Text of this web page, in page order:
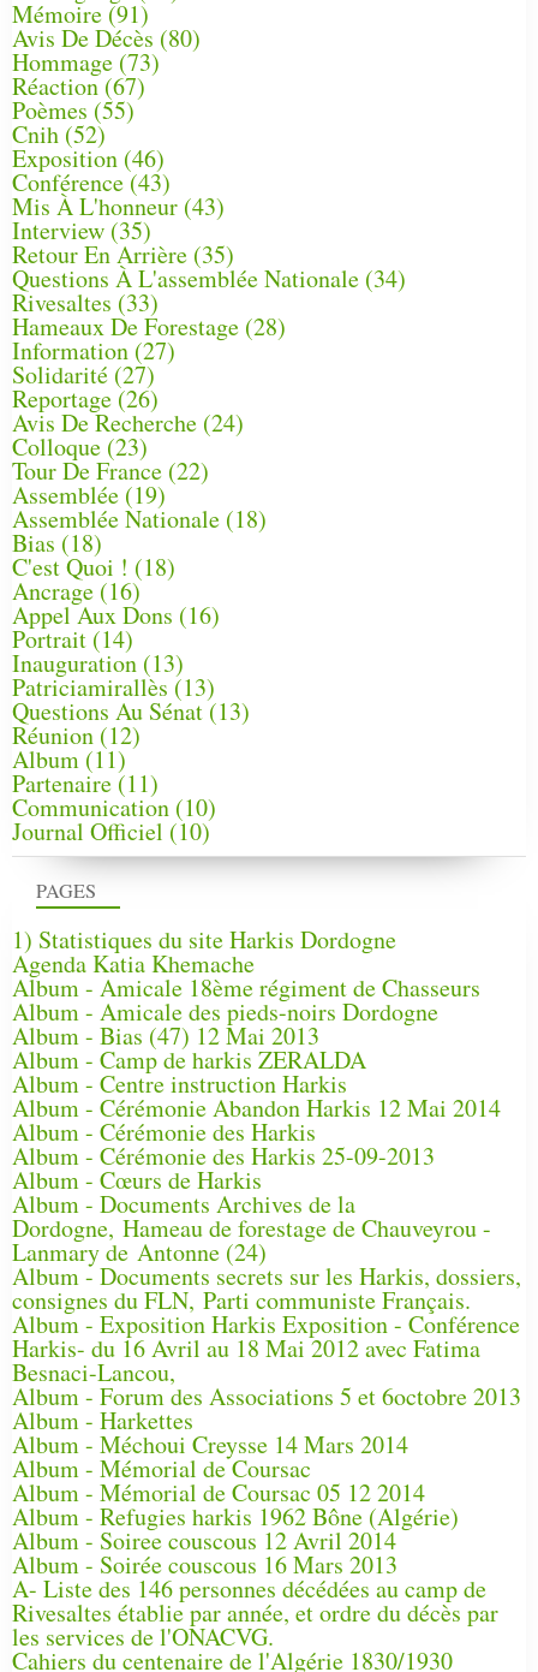
PAGES
1) Statistiques du site Harkis Dordogne
Agenda Katia Khemache
Album - Amicale 18ème régiment de Chasseurs
Album - Amicale des pieds-noirs Dordogne
Album - Bias (47) 12 Mai 2013
Album - Camp de harkis ZERALDA
Album - Centre instruction Harkis
Album - Cérémonie Abandon Harkis 12 Mai 2014
Album - Cérémonie des Harkis
Album - Cérémonie des Harkis 25-09-2013
Album - Cœurs de Harkis
Album - Documents Archives de la
Dordogne, Hameau de forestage de Chauveyrou -
Lanmary de Antonne (24)
Album - Documents secrets sur les Harkis, dossiers,
consignes du FLN, Parti communiste Français.
Album - Exposition Harkis Exposition - Conférence
Harkis- du 16 Avril au 18 Mai 2012 avec Fatima
Besnaci-Lancou,
Album - Forum des Associations 5 et 6octobre 2013
Album - Harkettes
Album - Méchoui Creysse 14 Mars 2014
Album - Mémorial de Coursac
Album - Mémorial de Coursac 05 12 2014
Album - Refugies harkis 1962 Bône (Algérie)
Album - Soiree couscous 12 Avril 2014
Album - Soirée couscous 16 Mars 2013
A- Liste des 146 personnes décédées au camp de
Rivesaltes établie par année, et ordre du décès par
les services de l'ONACVG.
Cahiers du centenaire de l'Algérie 1830/1930
Mémoire (91)
Avis De Décès (80)
Hommage (73)
Réaction(67)
Poèmes (55)
Cnih (52)
Exposition (46)
Conférence(43)
Mis À L'honneur (43)
Interview (35)
Retour En Arrière (35)
Questions À L'assemblée Nationale (34)
Rivesaltes (33)
Hameaux De Forestage (28)
Information (27)
Solidarité (27)
Reportage(26)
Avis De Recherche (24)
Colloque (23)
Tour De France (22)
Assemblée (19)
Assemblée Nationale (18)
Bias (18)
C'est Quoi ! (18)
Ancrage (16)
Appel Aux Dons (16)
Portrait (14)
Inauguration (13)
Patriciamirallès (13)
Questions Au Sénat(13)
Réunion (12)
Album (11)
Partenaire(11)
Communication (10)
Journal Officiel (10)